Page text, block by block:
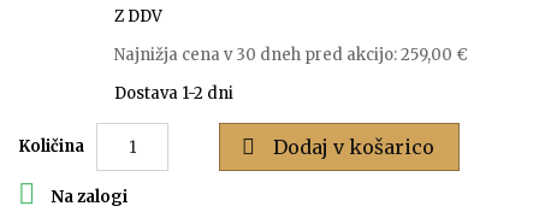
Z DDV
Najnižja cena v 30 dneh pred akcijo:259,00 €
Dostava 1-2 dni
Količina  Dodaj v košarico
 Na zalogi